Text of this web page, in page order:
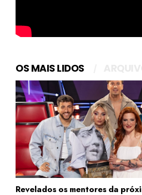
OS MAIS LIDOS
Revelados os mentores da